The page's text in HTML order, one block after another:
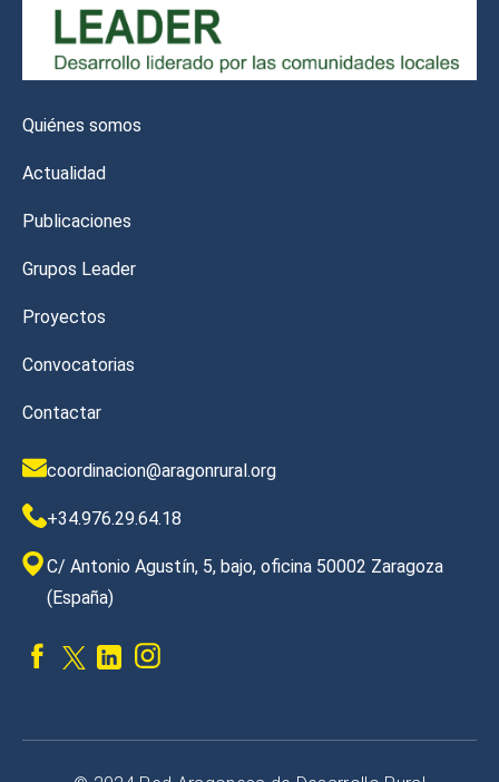
Quiénes somos
Actualidad
Publicaciones
Grupos Leader
Proyectos
Convocatorias
Contactar
coordinacion@aragonrural.org
+34.976.29.64.18
C/ Antonio Agustín, 5, bajo, oficina 50002 Zaragoza
(España)